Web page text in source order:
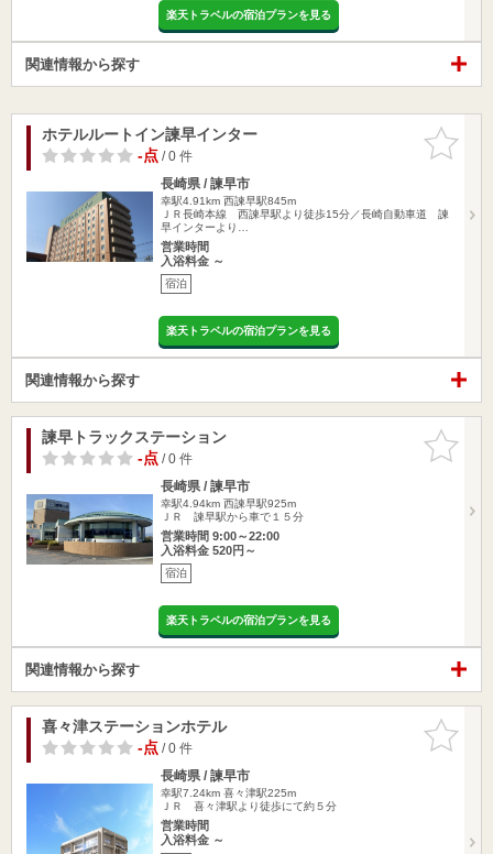
楽天トラベルの宿泊プランを見る
関連情報から探す
お気に入
りに追加
ホテルルートイン諫早インター
-点/ 0 件
長崎県 / 諫早市
幸駅4.91km 西諫早駅845m
ＪＲ長崎本線 西諫早駅より徒歩15分／長崎自動車道 諫
早インターより…
営業時間
入浴料金 ～
宿泊
楽天トラベルの宿泊プランを見る
関連情報から探す
お気に入
りに追加
諫早トラックステーション
-点/ 0 件
長崎県 / 諫早市
幸駅4.94km 西諫早駅925m
ＪＲ 諫早駅から車で１５分
営業時間 9:00～22:00
入浴料金 520円～
宿泊
楽天トラベルの宿泊プランを見る
関連情報から探す
お気に入
りに追加
喜々津ステーションホテル
-点/ 0 件
長崎県 / 諫早市
幸駅7.24km 喜々津駅225m
ＪＲ 喜々津駅より徒歩にて約５分
営業時間
入浴料金 ～